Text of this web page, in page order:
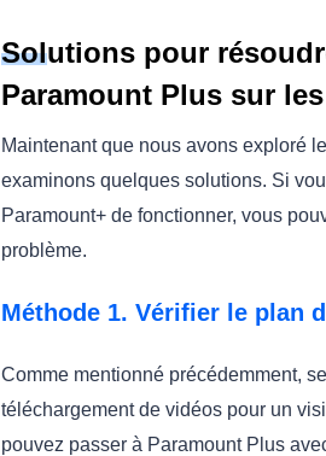
Solutions pour
Paramount Plus sur
Maintenant que nous avons exploré
examinons quelques solutions. Si
Paramount+ de fonctionner, vous
problème.
Méthode 1. Vérifier le plan
Comme mentionné précédemment,
téléchargement de vidéos pour un
pouvez passer à Paramount Plus